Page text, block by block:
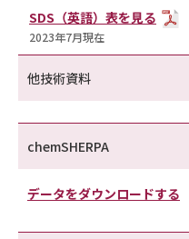
SDS（英語）表を見る
2023年7月現在
他技術資料
chemSHERPA
データをダウンロードする